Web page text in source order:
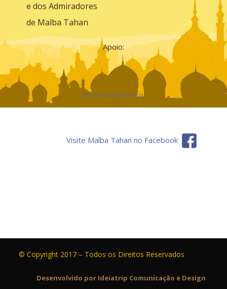
e dos Admiradores
de Malba Tahan
Apoio:
Desenvolvimento:
Visite Malba Tahan no Facebook
© Copyright 2017 – Todos os Direitos Reservados
Desenvolvido por Ideiatrip Comunicação e Design